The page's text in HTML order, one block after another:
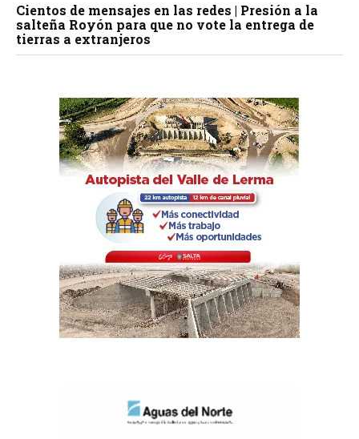
Cientos de mensajes en las redes | Presión a la
salteña Royón para que no vote la entrega de
tierras a extranjeros